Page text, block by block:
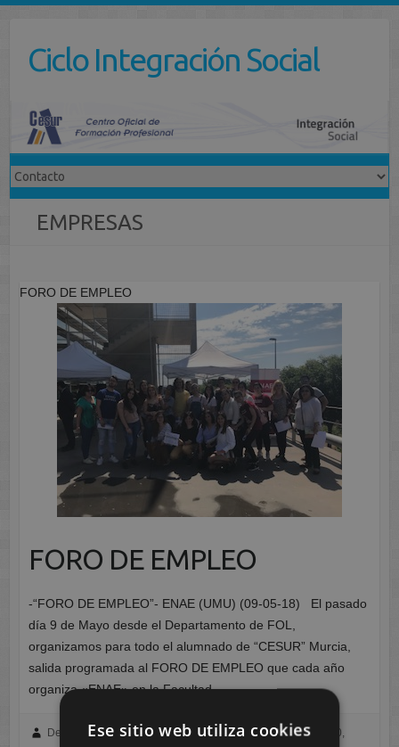
contenidoCiclo Integración Social
EMPRESAS
FORO DE EMPLEO
FORO DE EMPLEO
-“FORO DE EMPLEO”- ENAE (UMU) (09-05-18) El pasado
día 9 de Mayo desde el Departamento de FOL,
organizamos para todo el alumnado de “CESUR” Murcia,
salida programada al FORO DE EMPLEO que cada año
organiza «ENAE» en la Facultad…
Departamento del Ciclo de Integración Social
mayo 20,
Ese sitio web utiliza cookies